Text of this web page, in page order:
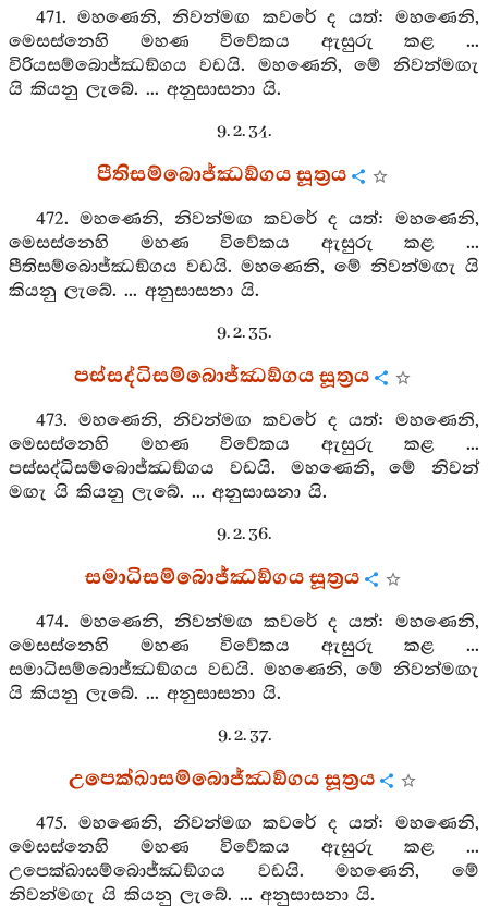
471. මහණෙනි, නිවන්මඟ කවරේ ද යත්: මහණෙනි,
මෙසස්නෙහි මහණ විවේකය ඇසුරු කළ ...
විරියසම්බොජ්ඣඞ්ගය වඩයි. මහණෙනි, මේ නිවන්මඟැ
යි කියනු ලැබේ. ... අනුසාසනා යි.
9. 2. 34.
පීතිසම්බොජ්ඣඞ්ගය සූත්‍රය
472. මහණෙනි, නිවන්මඟ කවරේ ද යත්: මහණෙනි,
මෙසස්නෙහි මහණ විවේකය ඇසුරු කළ ...
පීතිසම්බොජ්ඣඞ්ගය වඩයි. මහණෙනි, මේ නිවන්මඟැ යි
කියනු ලැබේ. ... අනුසාසනා යි.
9. 2. 35.
පස්සද්ධිසම්බොජ්ඣඞ්ගය සූත්‍රය
473. මහණෙනි, නිවන්මඟ කවරේ ද යත්: මහණෙනි,
මෙසස්නෙහි මහණ විවේකය ඇසුරු කළ ...
පස්සද්ධිසම්බොජ්ඣඞ්ගය වඩයි. මහණෙනි, මේ නිවන්
මඟැ යි කියනු ලැබේ. ... අනුසාසනා යි.
9. 2. 36.
සමාධිසම්බොජ්ඣඞ්ගය සූත්‍රය
474. මහණෙනි, නිවන්මඟ කවරේ ද යත්: මහණෙනි,
මෙසස්නෙහි මහණ විවේකය ඇසුරු කළ ...
සමාධිසම්බොජ්ඣඞ්ගය වඩයි. මහණෙනි, මේ නිවන්මඟැ
යි කියනු ලැබේ. ... අනුසාසනා යි.
9. 2. 37.
උපෙක්ඛාසම්බොජ්ඣඞ්ගය සූත්‍රය
475. මහණෙනි, නිවන්මඟ කවරේ ද යත්: මහණෙනි,
මෙසස්නෙහි මහණ විවේකය ඇසුරු කළ ...
උපෙක්ඛාසම්බොජ්ඣඞ්ගය වඩයි. මහණෙනි, මේ
නිවන්මඟැ යි කියනු ලැබේ. ... අනුසාසනා යි.